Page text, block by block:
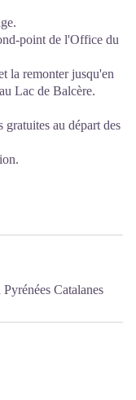
point de l'Office du
la remonter jusqu'en
Lac de Balcère.
gratuites au départ des
Catalanes